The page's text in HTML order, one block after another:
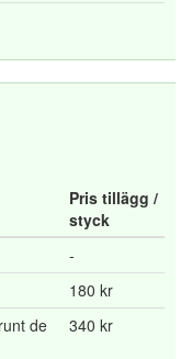
Pris tillägg /
styck
-
180 kr
de
340 kr